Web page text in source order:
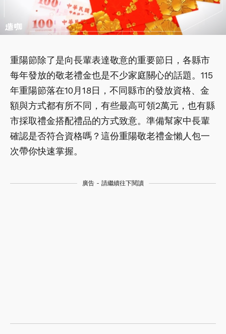
重陽節除了是向長輩表達敬意的重要節日，各縣市
每年發放的敬老禮金也是不少家庭關心的話題。115
年重陽節落在10月18日，不同縣市的發放資格、金
額與方式都有所不同，有些最高可領2萬元，也有縣
市採取禮金搭配禮品的方式致意。準備幫家中長輩
確認是否符合資格嗎？這份重陽敬老禮金懶人包一
次帶你快速掌握。
廣告 - 請繼續往下閱讀